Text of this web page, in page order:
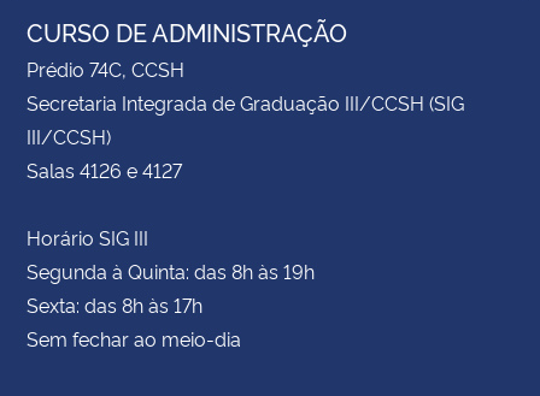
CURSO DE ADMINISTRAÇÃO
Prédio 74C, CCSH
Secretaria Integrada de Graduação III/CCSH (SIG
III/CCSH)
Salas 4126 e 4127
Horário SIG III
Segunda à Quinta: das 8h às 19h
Sexta: das 8h às 17h
Sem fechar ao meio-dia